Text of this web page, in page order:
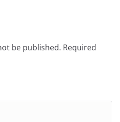
be published. Required